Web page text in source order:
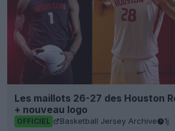
Les maillots 26-27 des Houston
+ nouveau logo
OFFICIEL Basketball Jersey Archive 1j